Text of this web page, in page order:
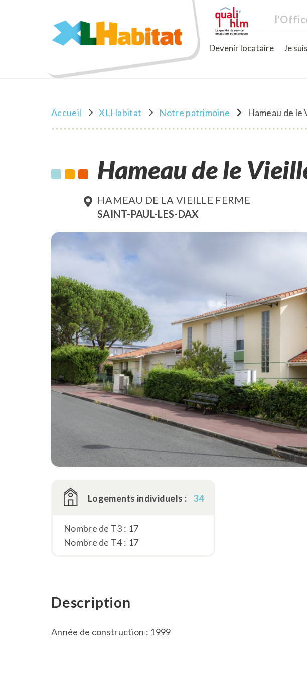
XLHabitat Devenir locataire Je
Accueil XLHabitat Notre patrimoine Hameau de le
Hameau de le
HAMEAU DE LA VIEILLE FERME
SAINT-PAUL-LES-DAX
Logements individuels : 34
Nombre de T3 : 17
Nombre de T4 : 17
Description
Année de construction : 1999